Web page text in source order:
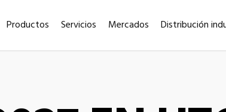
Productos Servicios Mercados Distribución